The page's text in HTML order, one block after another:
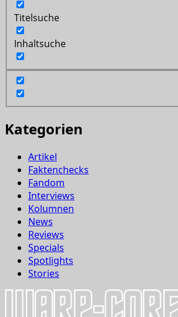
Titelsuche
Inhaltsuche
Kategorien
Artikel
Faktenchecks
Fandom
Interviews
Kolumnen
News
Reviews
Specials
Spotlights
Stories